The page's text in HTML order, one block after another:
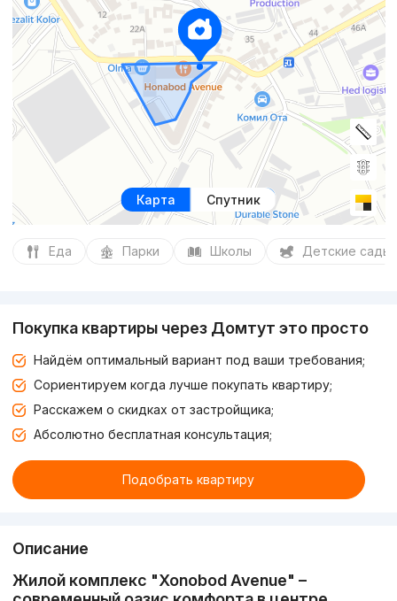
Карта Спутник
Еда Парки Школы Детские сады
Покупка квартиры через Домтут это просто
Найдём оптимальный вариант под ваши требования;
Сориентируем когда лучше покупать квартиру;
Расскажем о скидках от застройщика;
Абсолютно бесплатная консультация;
Подобрать квартиру
Описание
Жилой комплекс "Xonobod Avenue" –